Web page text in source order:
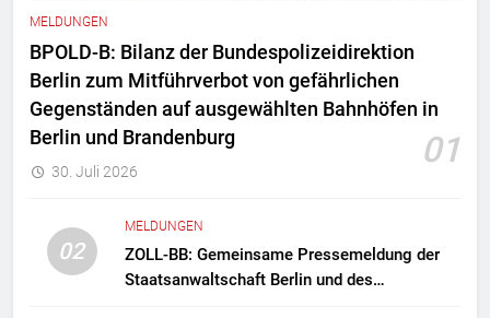
MELDUNGEN
BPOLD-B: Bilanz der Bundespolizeidirektion
Berlin zum Mitführverbot von gefährlichen
Gegenständen auf ausgewählten Bahnhöfen in
Berlin und Brandenburg
01
30. Juli 2026
02
MELDUNGEN
ZOLL-BB: Gemeinsame Pressemeldung der
Staatsanwaltschaft Berlin und des